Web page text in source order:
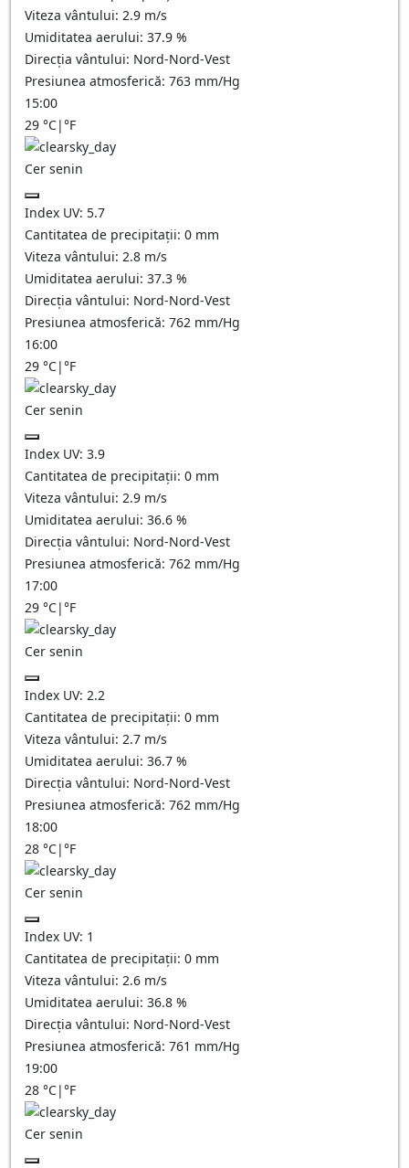
Viteza vântului: 2.9 m/s
Umiditatea aerului: 37.9 %
Direcția vântului: Nord-Nord-Vest
Presiunea atmosferică: 763 mm/Hg
15:00
29 °C|°F
Cer senin
Index UV: 5.7
Cantitatea de precipitații: 0 mm
Viteza vântului: 2.8 m/s
Umiditatea aerului: 37.3 %
Direcția vântului: Nord-Nord-Vest
Presiunea atmosferică: 762 mm/Hg
16:00
29 °C|°F
Cer senin
Index UV: 3.9
Cantitatea de precipitații: 0 mm
Viteza vântului: 2.9 m/s
Umiditatea aerului: 36.6 %
Direcția vântului: Nord-Nord-Vest
Presiunea atmosferică: 762 mm/Hg
17:00
29 °C|°F
Cer senin
Index UV: 2.2
Cantitatea de precipitații: 0 mm
Viteza vântului: 2.7 m/s
Umiditatea aerului: 36.7 %
Direcția vântului: Nord-Nord-Vest
Presiunea atmosferică: 762 mm/Hg
18:00
28 °C|°F
Cer senin
Index UV: 1
Cantitatea de precipitații: 0 mm
Viteza vântului: 2.6 m/s
Umiditatea aerului: 36.8 %
Direcția vântului: Nord-Nord-Vest
Presiunea atmosferică: 761 mm/Hg
19:00
28 °C|°F
Cer senin